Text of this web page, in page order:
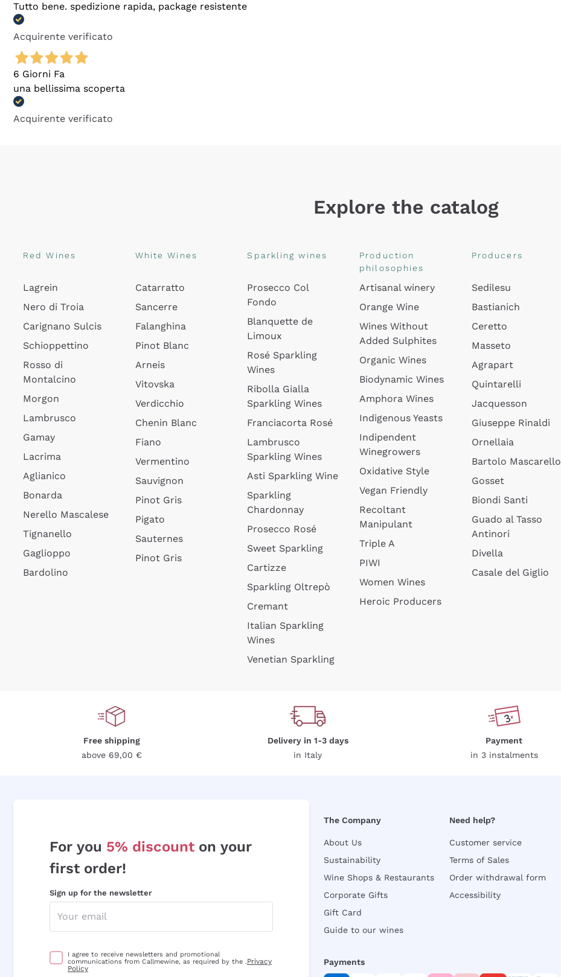
Tutto bene. spedizione rapida, package resistente
Acquirente verificato
6 Giorni Fa
una bellissima scoperta
Acquirente verificato
Explore the catalog
Red Wines
Lagrein
Nero di Troia
Carignano Sulcis
Schioppettino
Rosso di
Montalcino
Morgon
Lambrusco
Gamay
Lacrima
Aglianico
Bonarda
Nerello Mascalese
Tignanello
Gaglioppo
Bardolino
White Wines
Catarratto
Sancerre
Falanghina
Pinot Blanc
Arneis
Vitovska
Verdicchio
Chenin Blanc
Fiano
Vermentino
Sauvignon
Pinot Gris
Pigato
Sauternes
Pinot Gris
Sparkling wines
Prosecco Col
Fondo
Blanquette de
Limoux
Rosé Sparkling
Wines
Ribolla Gialla
Sparkling Wines
Franciacorta Rosé
Lambrusco
Sparkling Wines
Asti Sparkling Wine
Sparkling
Chardonnay
Prosecco Rosé
Sweet Sparkling
Cartizze
Sparkling Oltrepò
Cremant
Italian Sparkling
Wines
Venetian Sparkling
Production
philosophies
Artisanal winery
Orange Wine
Wines Without
Added Sulphites
Organic Wines
Biodynamic Wines
Amphora Wines
Indigenous Yeasts
Indipendent
Winegrowers
Oxidative Style
Vegan Friendly
Recoltant
Manipulant
Triple A
PIWI
Women Wines
Heroic Producers
Producers
Sedilesu
Bastianich
Ceretto
Masseto
Agrapart
Quintarelli
Jacquesson
Giuseppe Rinaldi
Ornellaia
Bartolo Mascarello
Gosset
Biondi Santi
Guado al Tasso
Antinori
Divella
Casale del Giglio
Free shipping
above 69,00 €
Delivery in 1-3 days
in Italy
Payment
in 3 instalments
For you 5% discount on your
first order!
Sign up for the newsletter
I agree to receive newsletters and promotional
communications from Callmewine, as required by the .Privacy
Policy
The Company
About Us
Sustainability
Wine Shops & Restaurants
Corporate Gifts
Gift Card
Guide to our wines
Need help?
Customer service
Terms of Sales
Order withdrawal form
Accessibility
Payments